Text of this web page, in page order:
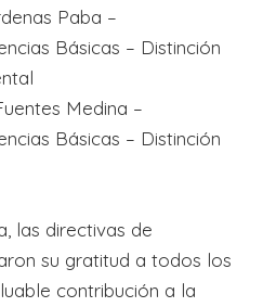
Paba –
Básicas – Distinción
Medina –
Básicas – Distinción
las directivas de
su gratitud a todos los
contribución a la